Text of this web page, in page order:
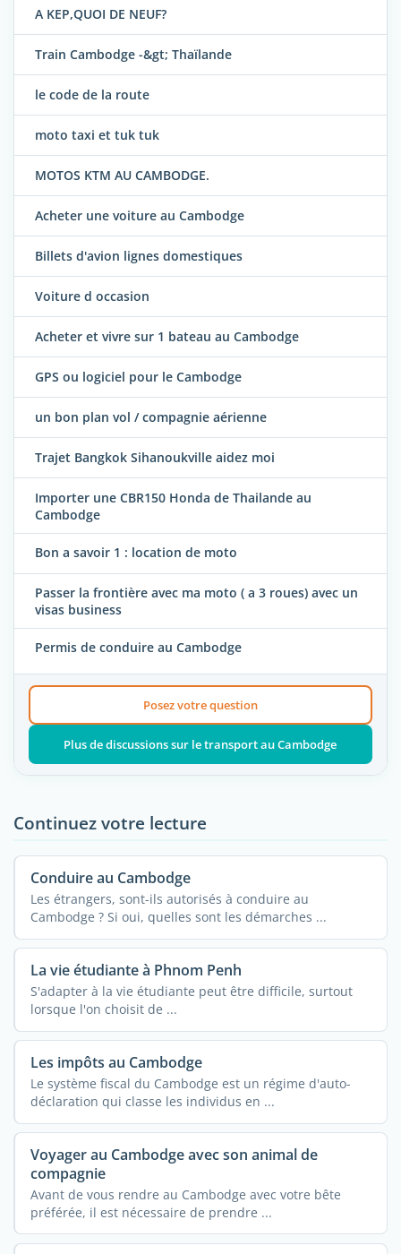
A KEP,QUOI DE NEUF?
Train Cambodge -&gt; Thaïlande
le code de la route
moto taxi et tuk tuk
MOTOS KTM AU CAMBODGE.
Acheter une voiture au Cambodge
Billets d'avion lignes domestiques
Voiture d occasion
Acheter et vivre sur 1 bateau au Cambodge
GPS ou logiciel pour le Cambodge
un bon plan vol / compagnie aérienne
Trajet Bangkok Sihanoukville aidez moi
Importer une CBR150 Honda de Thailande au
Cambodge
Bon a savoir 1 : location de moto
Passer la frontière avec ma moto ( a 3 roues) avec un
visas business
Permis de conduire au Cambodge
Posez votre question
Plus de discussions sur le transport au Cambodge
Continuez votre lecture
Conduire au Cambodge
Les étrangers, sont-ils autorisés à conduire au
Cambodge ? Si oui, quelles sont les démarches ...
La vie étudiante à Phnom Penh
S'adapter à la vie étudiante peut être difficile, surtout
lorsque l'on choisit de ...
Les impôts au Cambodge
Le système fiscal du Cambodge est un régime d'auto-
déclaration qui classe les individus en ...
Voyager au Cambodge avec son animal de
compagnie
Avant de vous rendre au Cambodge avec votre bête
préférée, il est nécessaire de prendre ...